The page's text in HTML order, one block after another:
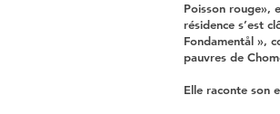
Poisson rouge»,
résidence s’est
Fondamentål »,
pauvres de
Elle raconte son